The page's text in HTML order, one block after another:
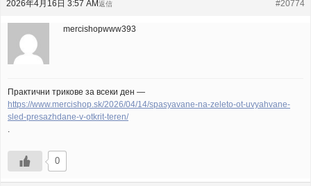
2026年4月16日 3:57 AM #20774
返信
mercishopwww393
Практични трикове за всеки ден —
https://www.mercishop.sk/2026/04/14/spasyavane-na-zeleto-ot-uvyahvane-
sled-presazhdane-v-otkrit-teren/
.
0